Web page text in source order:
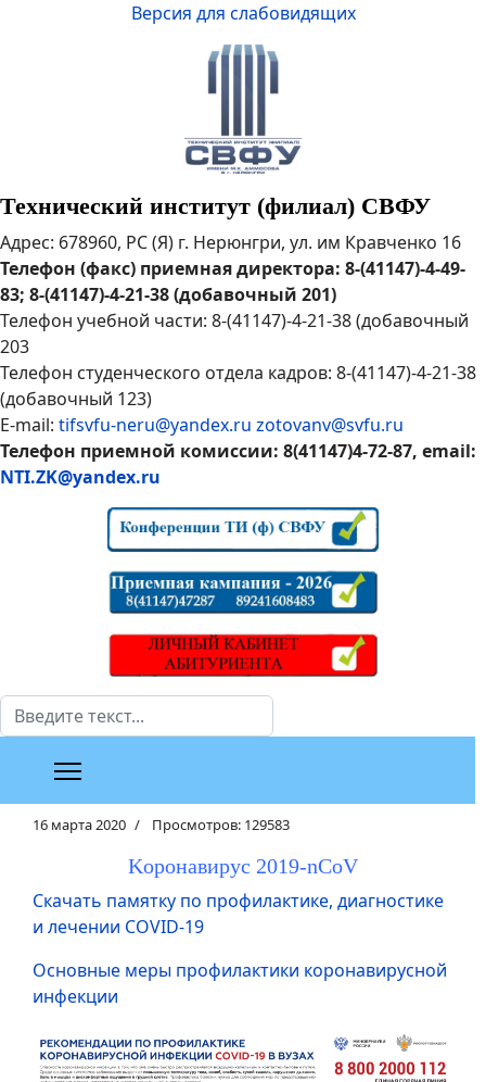
Версия для слабовидящих
Технический институт (филиал) СВФУ
Адрес: 678960, РС (Я) г. Нерюнгри, ул. им Кравченко 16
Телефон (факс) приемная директора: 8-(41147)-4-49-
83; 8-(41147)-4-21-38 (добавочный 201)
Телефон учебной части: 8-(41147)-4-21-38 (добавочный
203
Телефон студенческого отдела кадров: 8-(41147)-4-21-38
(добавочный 123)
E-mail: tifsvfu-neru@yandex.ru zotovanv@svfu.ru
Телефон приемной комиссии: 8(41147)4-72-87, email:
NTI.ZK@yandex.ru
Поиск
16 марта 2020 Просмотров: 129583
Kоронавирус 2019-nCoV
Скачать памятку по профилактике, диагностике
и лечении COVID-19
Основные меры профилактики коронавирусной
инфекции